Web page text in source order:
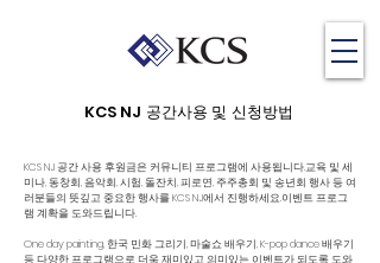
KCS NJ 공간사용 및 신청방법
KCS NJ 공간 사용 후원금은 커뮤니티 프로그램에 사용됩니다.교육 및 세
미나, 동창회, 음악회, 시험, 돌잔치, 피로연, 주주총회 및 송년회 행사 등 여
러분들의 뜻깊고 중요한 행사를 KCS NJ에서 진행하세요.이벤트 프로그
램 계확을 도와드립니다.
One day painting, 한국 민화 그리기, 마술쇼 배우기, K-pop dance 배우기
등 다양한 프로그램으로 더욱 재미있고 의미있는 이벤트가 되도록 도와